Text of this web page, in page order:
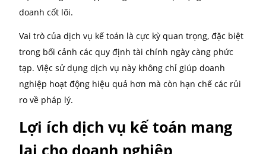
Dịch vụ kế toán là giải pháp hỗ trợ doanh nghiệp
báo cáo và đảm bảo tuân thủ các quy định pháp
kế toán. Các dịch vụ này được cung cấp bởi các tổ
hoặc cá nhân chuyên môn cao, giúp doanh nghiệp
kiệm thời gian và tập trung vào các hoạt động kinh
doanh cốt lõi.
Vai trò của dịch vụ kế toán là cực kỳ quan trọng,